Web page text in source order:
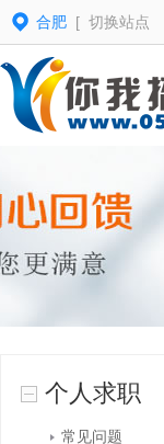
合肥 [ 切换站点
个人求职
常见问题